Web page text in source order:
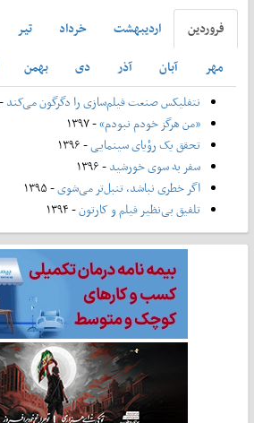
فروردين ارديبهشت خرداد تير
مهر
آبان آذر دی بهمن
نتفلیکس صنعت فیلم‌سازی را دگرگون می‌کند- ۱۳۹۸
«من هرگز خودم نبودم»- ۱۳۹۷
تحقق یک رؤیای سینمایی- ۱۳۹۶
سفر به سوی خورشید- ۱۳۹۶
اگر خطری نباشد، تنبل‌تر می‌شوی- ۱۳۹۵
تلفیق بی‌نظیر فیلم و کارتون- ۱۳۹۴